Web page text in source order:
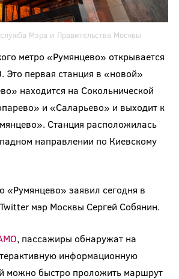
Мэра и Правительства Москвы
метро «Румянцево» открывается
Это первая станция в «новой»
находится на Сокольнической
и «Саларьево» и выходит к
. Станция расположилась
направлении по Киевскому
«Румянцево» заявил сегодня в
мэр Москвы Сергей Собянин.
, пассажиры обнаружат на
информационную
можно быстро проложить маршрут